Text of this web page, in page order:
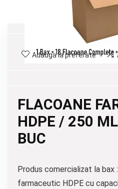
Adauga la preferate
FLACOANE
HDPE / 250
BUC
Produs comercializat la bax
farmaceutic HDPE cu